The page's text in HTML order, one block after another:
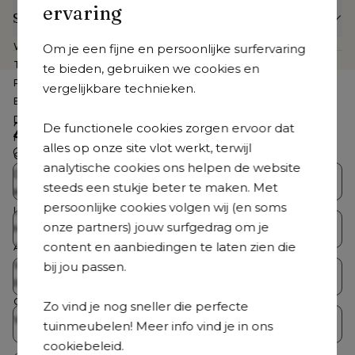
ervaring
Om je een fijne en persoonlijke surfervaring
te bieden, gebruiken we cookies en
vergelijkbare technieken.
De functionele cookies zorgen ervoor dat
alles op onze site vlot werkt, terwijl
analytische cookies ons helpen de website
steeds een stukje beter te maken. Met
persoonlijke cookies volgen wij (en soms
onze partners) jouw surfgedrag om je
content en aanbiedingen te laten zien die
bij jou passen.
Zo vind je nog sneller die perfecte
tuinmeubelen! Meer info vind je in ons
cookiebeleid.
Specificaties
Webartikelnummer
CB39878345
Te zien in de showroom
Nee
Product collectie
Breedte
Diepte
Hoogte
30 cm
Gemonteerd
Nee
Dikte zitkussen
12 cm
Kussen(s) inbegrepen
Ja
Loungetafel inbegrepen
Nee
Merk
Bristol à la carte
Aantal personen
1 persoon
Wasbare hoes
Roestvrij frame
Coating
Premium coating
Weerbestendigheid tuinmeubel
Dit tuinmeubel is geschikt om in
de zomer buiten te laten staan,
Zoek je iets anders?
Ontdek ons volledig aanbod
Bristol Collecties Loungesets
Tuintafelsets Tuintafels
Tuinstoelen
Parasols Accessoires